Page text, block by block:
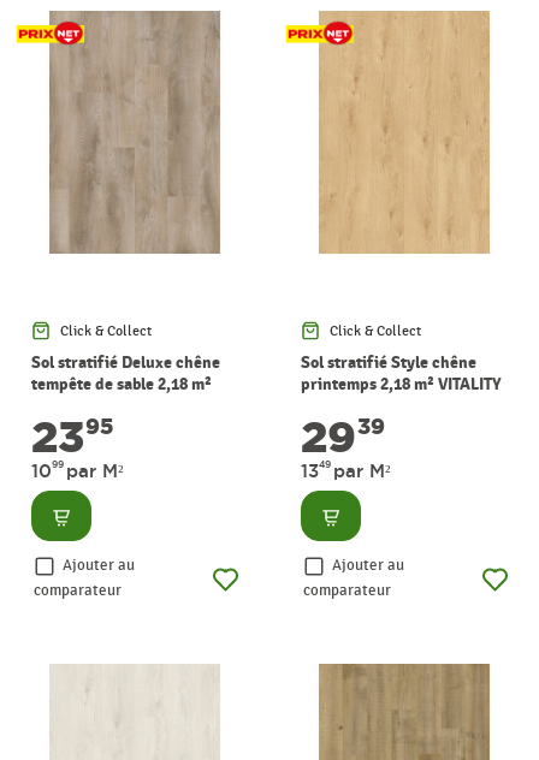
Click & Collect
Sol stratifié Deluxe chêne
tempête de sable 2,18 m²
2395
1099 par M²
Consulter
Ajouter au
comparateur
Click & Collect
Sol stratifié Style chêne
printemps 2,18 m² VITALITY
2939
1349 par M²
Consulter
Ajouter au
comparateur